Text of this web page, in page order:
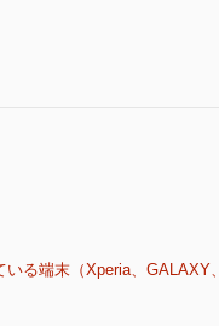
る端末（Xperia、GALAXY、